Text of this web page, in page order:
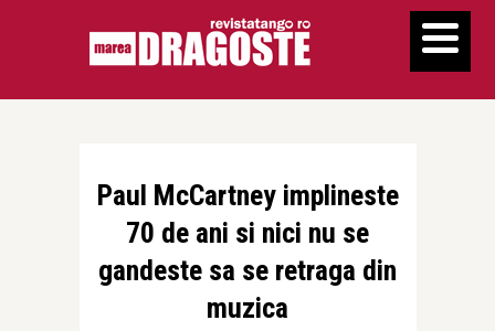
Paul McCartney implineste
70 de ani si nici nu se
gandeste sa se retraga din
muzica